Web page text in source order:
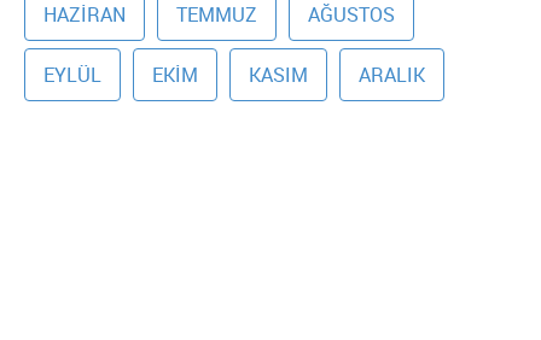
HAZIRAN TEMMUZ AĞUSTOS
EYLÜL EKIM KASIM ARALIK